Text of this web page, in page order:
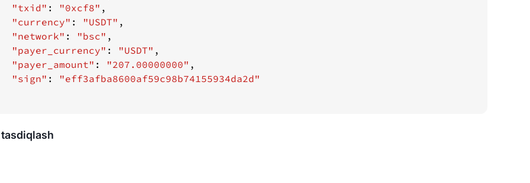
"txid" : "0xcf8"
"currency" : "USDT"
"network" : "bsc"
"payer_currency" : "USDT"
"payer_amount" : "207.00000000"
"sign" : "eff3afba8600af59c98b74155934da2d"